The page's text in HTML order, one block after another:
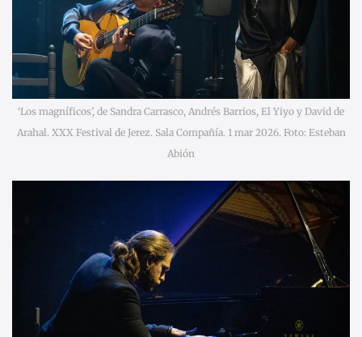
‘Los magníficos’, de Sandra Carrasco, Andrés Barrios, El Yiyo y David de
Arahal. XXX Festival de Jerez. Sala Compañía. 1 mar 2026. Foto: Esteban
Abión